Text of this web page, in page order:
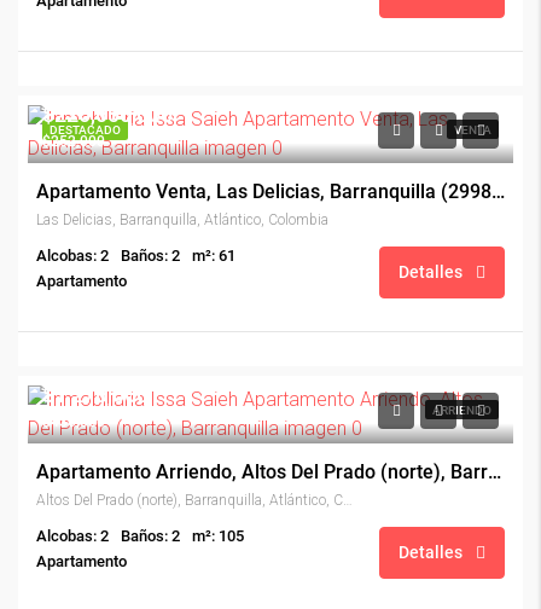
DESTACADO VENTA
$220,000,000
$252,000
Apartamento Venta, Las Delicias, Barranquilla (29988)
Las Delicias, Barranquilla, Atlántico, Colombia
Alcobas: 2 Baños: 2
m²: 61
Apartamento
Detalles
ARRIENDO
$1,270,000
$430,000
Apartamento Arriendo, Altos Del Prado (norte), Barranquilla (30665)
Altos Del Prado (norte), Barranquilla, Atlántico, Colombia
Alcobas: 2 Baños: 2
m²: 105
Apartamento
Detalles